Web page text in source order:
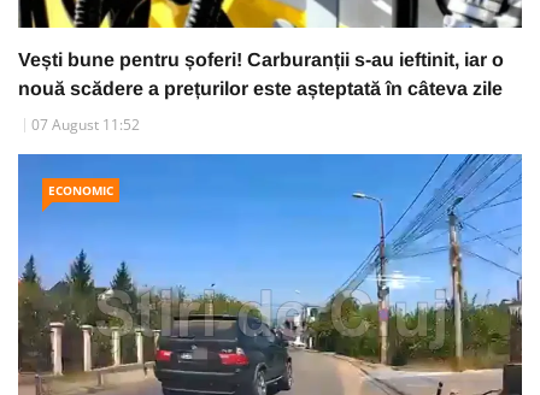
Vești bune pentru șoferi! Carburanții s-au ieftinit, iar o
nouă scădere a prețurilor este așteptată în câteva zile
07 August 11:52
ECONOMIC